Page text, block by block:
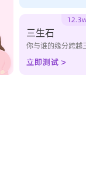
三生石
你与谁的缘分跨越